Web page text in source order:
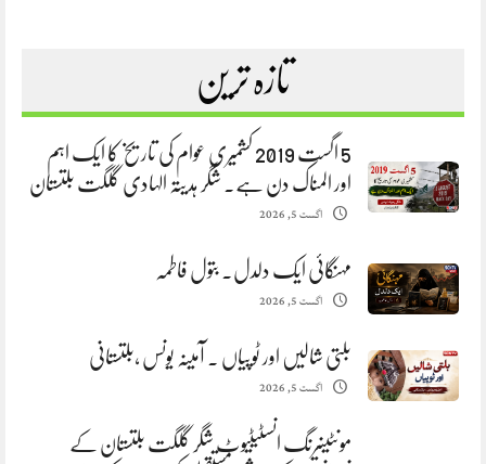
تازہ ترین
5 اگست 2019 کشمیری عوام کی تاریخ کا ایک اہم
اور المناک دن ہے. شگر ہدیتہ الہادی گلگت بلتستان
اگست 5, 2026
مہنگائی ایک دلدل. بتول فاطمہ
اگست 5, 2026
بلتی شالیں اور ٹوپیاں . آمینہ یونس ،بلتستانی
اگست 5, 2026
مونٹینیرنگ انسٹیٹیوٹ شگر گلگت بلتستان کے